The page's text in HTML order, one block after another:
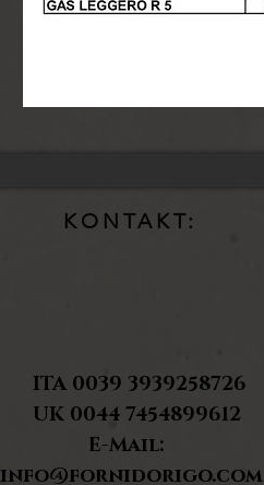
KONTAKT:
ITA 0039 3939258726
UK 0044 7454899612
E-Mail:
info@fornidorigo.com